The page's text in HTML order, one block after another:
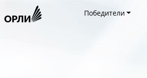
Победители